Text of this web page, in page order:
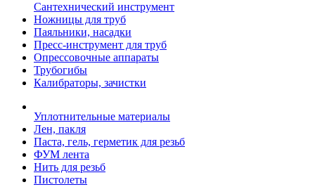
Сантехнический инструмент
Ножницы для труб
Паяльники, насадки
Пресс-инструмент для труб
Опрессовочные аппараты
Трубогибы
Калибраторы, зачистки
Уплотнительные материалы
Лен, пакля
Паста, гель, герметик для резьб
ФУМ лента
Нить для резьб
Пистолеты